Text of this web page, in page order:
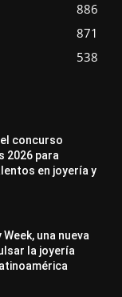
886
871
538
Perspectiva
categoría
Más
concurso
2026 para
en joyería y
una nueva
la joyería